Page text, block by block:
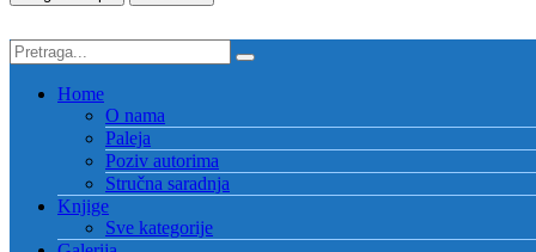
Home
O nama
Paleja
Poziv autorima
Stručna saradnja
Knjige
Sve kategorije